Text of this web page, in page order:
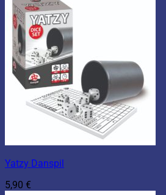
Yatzy Danspil
5,90 €